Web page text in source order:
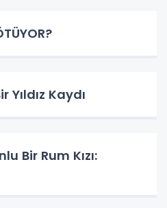
Yıldız Kaydı
Bir Rum Kızı: